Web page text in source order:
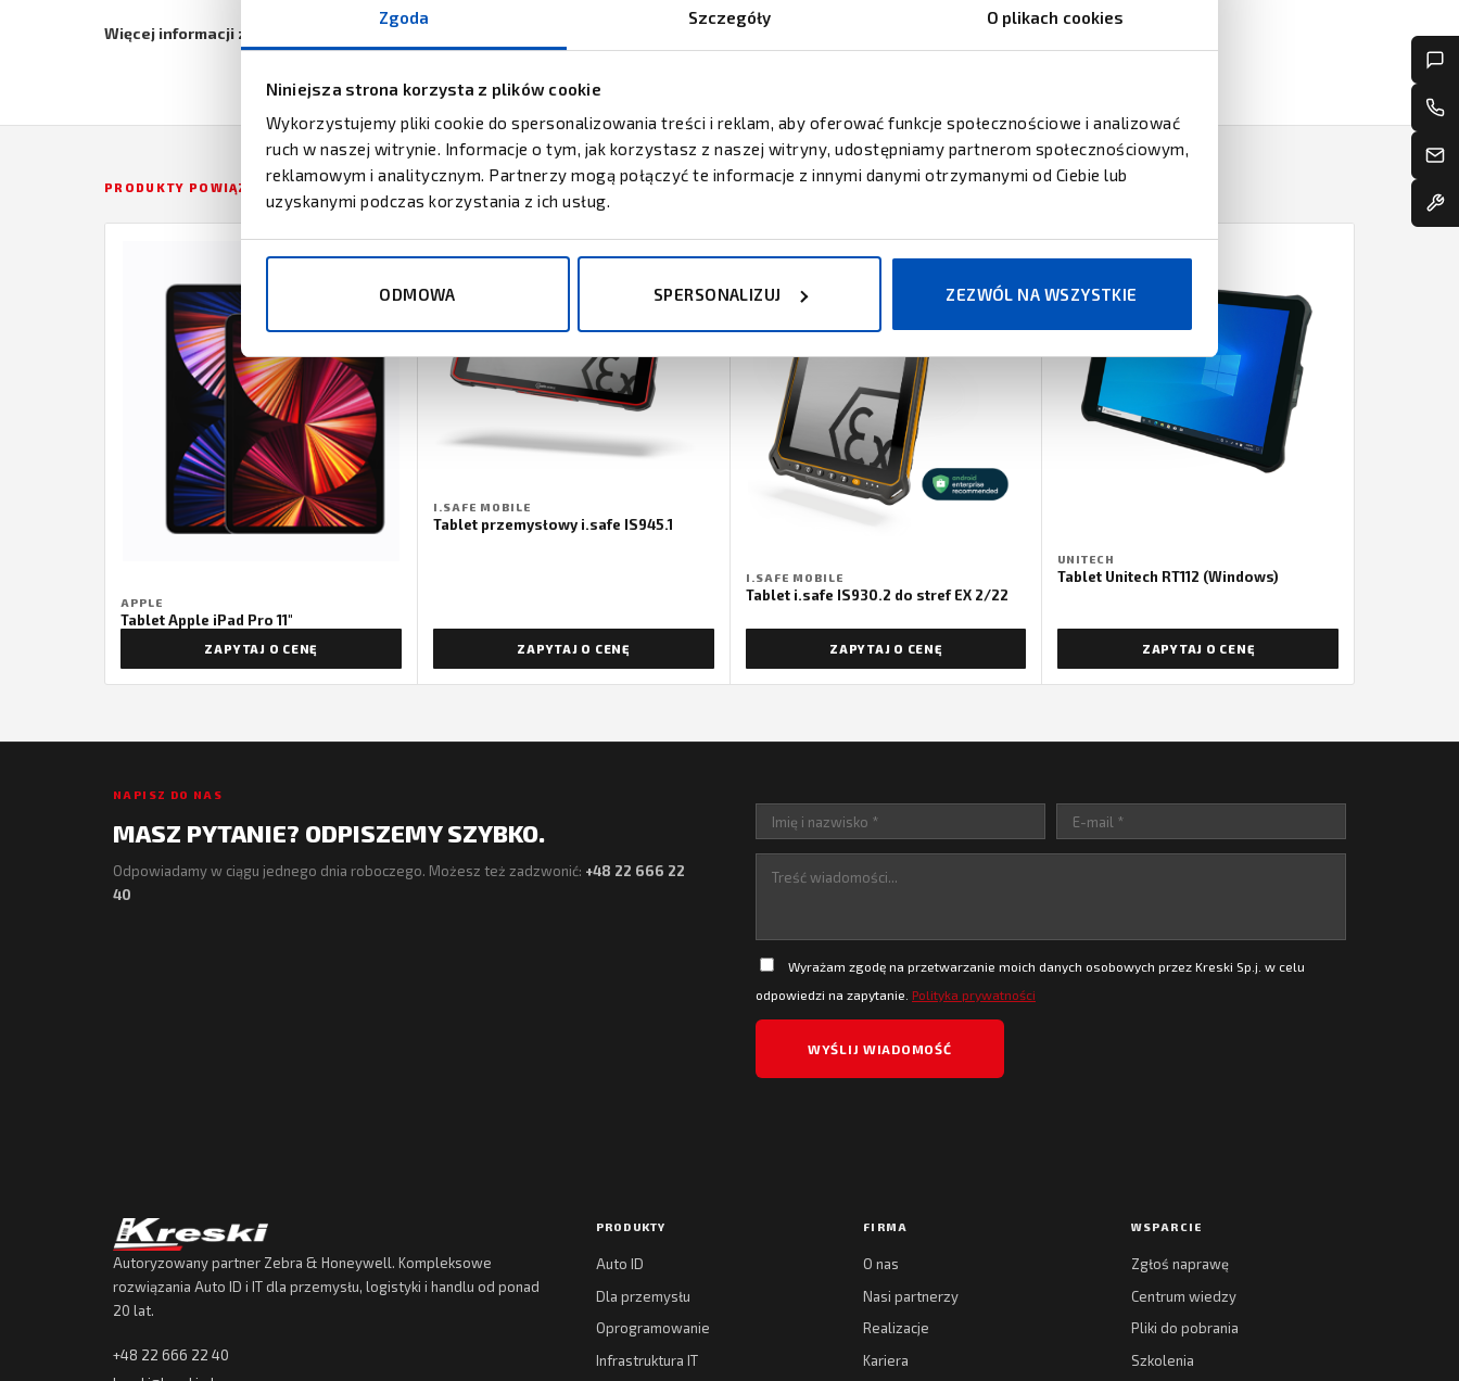
Zgoda Szczegóły O plikach cookies
Niniejsza strona korzysta z plików cookie
Wykorzystujemy pliki cookie do spersonalizowania treści i reklam, aby oferować funkcje społecznościowe i analizować
ruch w naszej witrynie. Informacje o tym, jak korzystasz z naszej witryny, udostępniamy partnerom społecznościowym,
reklamowym i analitycznym. Partnerzy mogą połączyć te informacje z innymi danymi otrzymanymi od Ciebie lub
uzyskanymi podczas korzystania z ich usług.
ODMOWA SPERSONALIZUJ ZEZWÓL NA WSZYSTKIE
Więcej informacji znajduje się w karcie produktu dostępnej poniżej.
PRODUKTY POWIĄZANE
APPLE
Tablet Apple iPad Pro 11"
ZAPYTAJ O CENĘ
I.SAFE MOBILE
Tablet przemysłowy i.safe IS945.1
ZAPYTAJ O CENĘ
I.SAFE MOBILE
Tablet i.safe IS930.2 do stref EX 2/22
ZAPYTAJ O CENĘ
UNITECH
Tablet Unitech RT112 (Windows)
ZAPYTAJ O CENĘ
NAPISZ DO NAS
MASZ PYTANIE? ODPISZEMY SZYBKO.
Odpowiadamy w ciągu jednego dnia roboczego. Możesz też zadzwonić: +48 22 666 22
40
Wyrażam zgodę na przetwarzanie moich danych osobowych przez Kreski Sp.j. w celu
odpowiedzi na zapytanie. Polityka prywatności
Autoryzowany partner Zebra & Honeywell. Kompleksowe
rozwiązania Auto ID i IT dla przemysłu, logistyki i handlu od ponad
20 lat.
+48 22 666 22 40
PRODUKTY
Auto ID
Dla przemysłu
Oprogramowanie
Infrastruktura IT
FIRMA
O nas
Nasi partnerzy
Realizacje
Kariera
WSPARCIE
Zgłoś naprawę
Centrum wiedzy
Pliki do pobrania
Szkolenia